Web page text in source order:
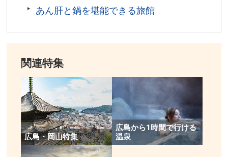
料金／無料
アクセス／JR広島駅より路面電車(宮島口・江波方面行)
所在地／広島県広島市中区中島町1
お問い合わせ／082-504-2390(都市整備局 緑化推進部
緑政課 企画管理係)
あん肝と鍋を堪能できる旅館
関連特集
広島・岡山特集
広島から1時間で行ける
温泉